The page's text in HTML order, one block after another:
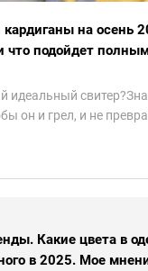
на осень
что подойдет
идеальный
он и грел, и не
Какие цвета в
в 2025. Мое